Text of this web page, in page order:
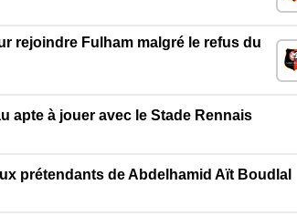
rejoindre Fulham malgré le refus du
apte à jouer avec le Stade Rennais
prétendants de Abdelhamid Aït Boudlal